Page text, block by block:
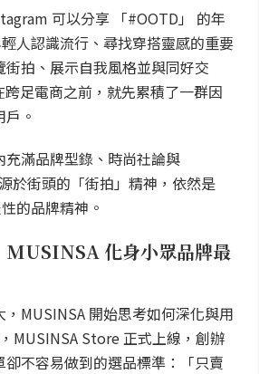
可以分享 「#OOTD」 的年
人認識流行、尋找穿搭靈感的重要
拍、展示自我風格並與同好交
跨足電商之前，就先累積了一群因
。
滿品牌型錄、時尚社論與
於街頭的「街拍」精神，依然是
的品牌精神。
MUSINSA 化身小眾品牌最
MUSINSA 開始思考如何深化與用
MUSINSA Store 正式上線，創辦
卻不容易做到的選品標準：「只賣